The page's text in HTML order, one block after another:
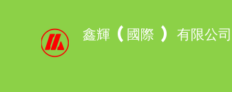
鑫輝 (國際 ) 有限公司